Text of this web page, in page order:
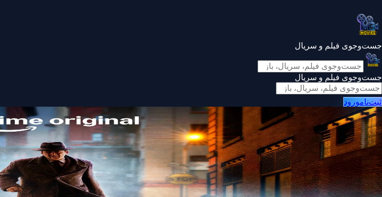
جست‌وجوی فیلم و سریال
جست‌وجوی فیلم و سریال
ثبت‌نامورود